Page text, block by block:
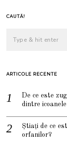
CAUTĂ!
ARTICOLE RECENTE
De ce este
dintre
Știați de ce
orfanilor?